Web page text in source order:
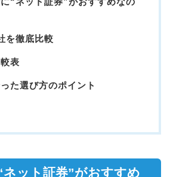
を徹底比較
表
た選び方のポイント
ネット証券”がおすすめ